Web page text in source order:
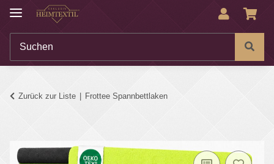
Zurück zur Liste Frottee Spannbettlaken